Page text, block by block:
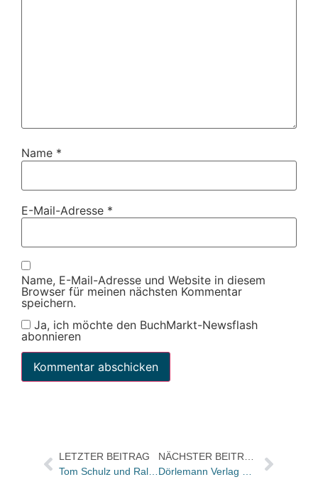
Name *
E-Mail-Adresse *
Name, E-Mail-Adresse und Website in diesem
Browser für meinen nächsten Kommentar
speichern.
Ja, ich möchte den BuchMarkt-Newsflash
abonnieren
LETZTER BEITRAG
Tom Schulz und Ralph Hammerthaler werden Stadtschreiber in Rheinsberg